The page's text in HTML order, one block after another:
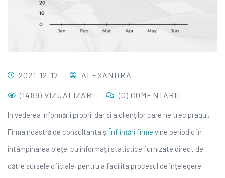
2021-12-17 ALEXANDRA
(1489) VIZUALIZARI (0) COMENTARII
În vederea informării proprii dar și a clienților care ne trec pragul,
Firma noastră de consultanta și Înființări firme vine periodic în
întâmpinarea pieței cu informații statistice furnizate direct de
către sursele oficiale, pentru a facilita procesul de înțelegere